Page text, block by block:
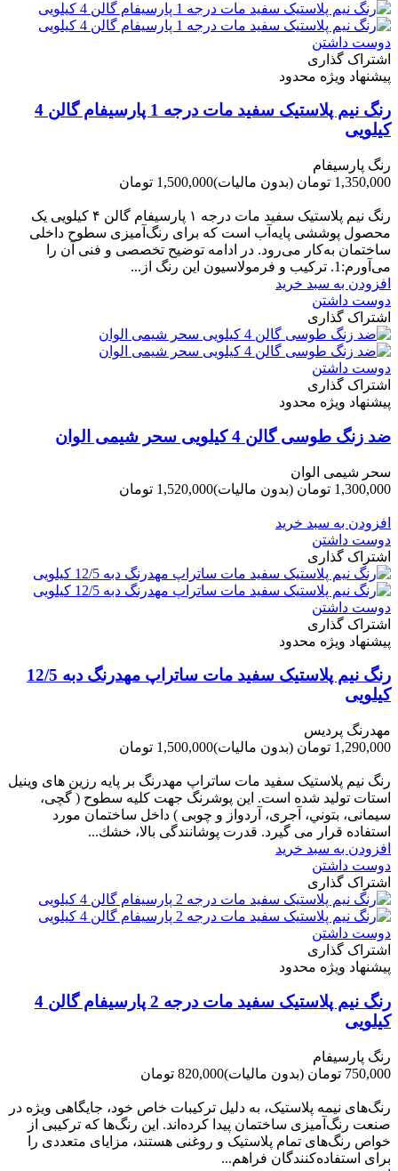
دوست داشتن
اشتراک گذاری
پیشنهاد ویژه محدود
رنگ نیم پلاستیک سفید مات درجه 1 پارسیفام گالن 4
کیلویی
رنگ پارسیفام
1,350,000 تومان
(بدون مالیات)1,500,000 تومان
رنگ نیم‌ پلاستیک سفید مات درجه ۱ پارسیفام گالن ۴ کیلویی یک
محصول پوششی پایه‌آب است که برای رنگ‌آمیزی سطوح داخلی
ساختمان به‌کار می‌رود. در ادامه توضیح تخصصی و فنی آن را
می‌آورم:1. ترکیب و فرمولاسیون این رنگ از...
افزودن به سبد خرید
دوست داشتن
اشتراک گذاری
دوست داشتن
اشتراک گذاری
پیشنهاد ویژه محدود
ضد زنگ طوسی گالن 4 کیلویی سحر شیمی الوان
سحر شیمی الوان
1,300,000 تومان
(بدون مالیات)1,520,000 تومان
افزودن به سبد خرید
دوست داشتن
اشتراک گذاری
دوست داشتن
اشتراک گذاری
پیشنهاد ویژه محدود
رنگ نیم پلاستیک سفید مات ساتراپ مهدرنگ دبه 12/5
کیلویی
مهدرنگ پردیس
1,290,000 تومان
(بدون مالیات)1,500,000 تومان
رنگ نیم پلاستیک سفید مات ساتراپ مهدرنگ بر پایه رزین های وینیل
استات تولید شده است. این پوشرنگ جهت کلیه سطوح ( گچی،
سیمانی، بتوني، آجری، آردواز و چوبی ) داخل ساختمان مورد
استفاده قرار می گیرد. قدرت پوشانندگی بالا، خشك...
افزودن به سبد خرید
دوست داشتن
اشتراک گذاری
دوست داشتن
اشتراک گذاری
پیشنهاد ویژه محدود
رنگ نیم پلاستیک سفید مات درجه 2 پارسیفام گالن 4
کیلویی
رنگ پارسیفام
750,000 تومان
(بدون مالیات)820,000 تومان
رنگ‌های نیمه پلاستیک، به دلیل ترکیبات خاص خود، جایگاهی ویژه در
صنعت رنگ‌آمیزی ساختمان پیدا کرده‌اند. این رنگ‌ها که ترکیبی از
خواص رنگ‌های تمام پلاستیک و روغنی هستند، مزایای متعددی را
برای استفاده‌کنندگان فراهم...